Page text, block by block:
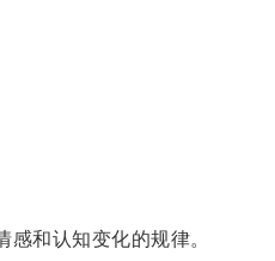
和认知变化的规律。